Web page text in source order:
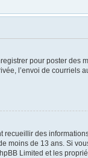
pour poster des
l’envoi de courriels
des
de 13 ans. Si
Limited et les